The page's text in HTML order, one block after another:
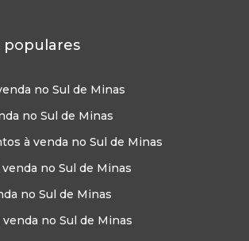
populares
no Sul de Minas
no Sul de Minas
à venda no Sul de Minas
venda no Sul de Minas
no Sul de Minas
no Sul de Minas